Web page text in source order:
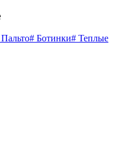
# Ботинки# Теплые